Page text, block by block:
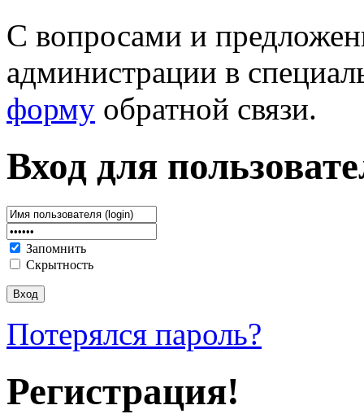
С вопросами и
администрации в
форму обратной связи.
Вход для
Запомнить
Скрытность
Потерялся пароль?
Регистрация!